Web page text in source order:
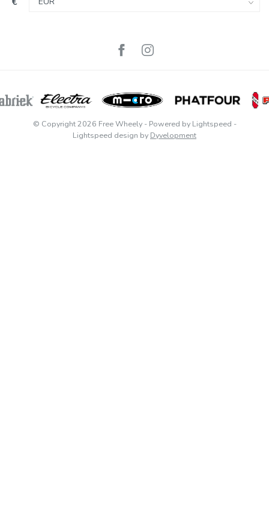
© Copyright 2026 Free Wheely- Powered by Lightspeed -
Lightspeed design by Dyvelopment